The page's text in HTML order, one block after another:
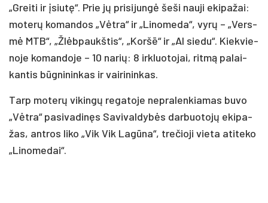
„Grei­ti ir įsiu­tę“. Prie jų pri­si­jun­gė še­ši nau­ji eki­pa­žai:
mo­te­rų ko­man­dos „Vėt­ra“ ir „Li­no­me­da“, vy­rų – „Vers­
mė MTB“, „Žlėb­paukš­tis“, „Koršē“ ir „Al sie­du“. Kiek­vie­
no­je ko­man­do­je – 10 na­rių: 8 irk­luo­to­jai, rit­mą pa­lai­
kan­tis būg­ni­nin­kas ir vai­ri­nin­kas.
Tarp mo­te­rų vi­kin­gų re­ga­to­je ne­pra­len­kia­mas bu­vo
„Vėt­ra“ pa­si­va­di­nęs Sa­vi­val­dy­bės dar­buo­to­jų eki­pa­
žas, ant­ros li­ko „Vik Vik La­gū­na“, tre­čio­ji vie­ta ati­te­ko
„Li­no­me­dai“.